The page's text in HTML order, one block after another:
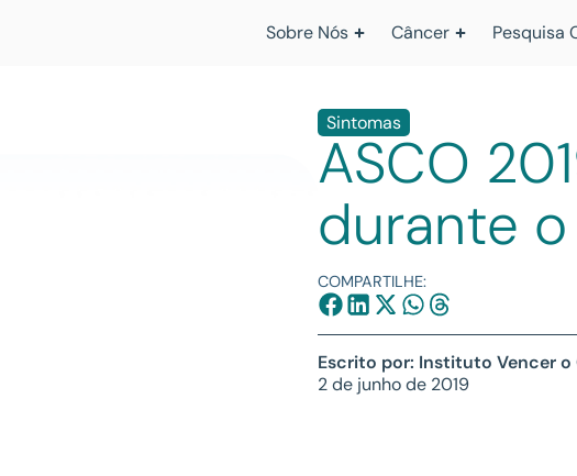
Sobre Nós Câncer Pesquisa
Sintomas
ASCO
durante
COMPARTILHE:
Escrito por: Instituto Vencer o
2 de junho de 2019